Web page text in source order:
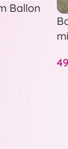
Ballon